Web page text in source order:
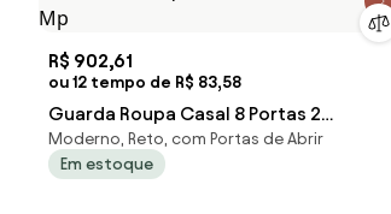
R$ 902,61
ou 12 tempo de R$ 83,58
Guarda Roupa Casal 8 Portas 2
Gavetas Munique D02 Amendola
Touch - Mp
Moderno, Reto, com Portas de Abrir
Em estoque